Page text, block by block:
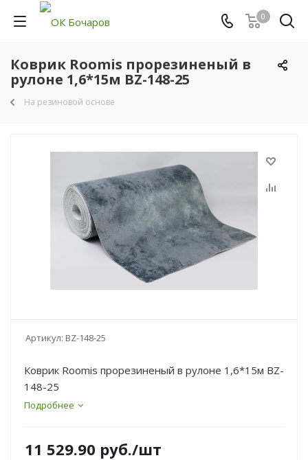
0
Коврик Roomis прорезиненый в
рулоне 1,6*15м BZ-148-25
На резиновой основе
Артикул: BZ-148-25
Коврик Roomis прорезиненый в рулоне 1,6*15м BZ-
148-25
Подробнее
11 529.90 руб./шт